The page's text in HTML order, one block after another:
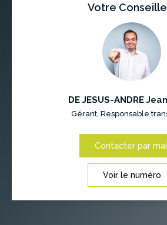
Votre
DE JESUS-ANDRE
Gérant, Responsable
Contacter par
Voir le numéro